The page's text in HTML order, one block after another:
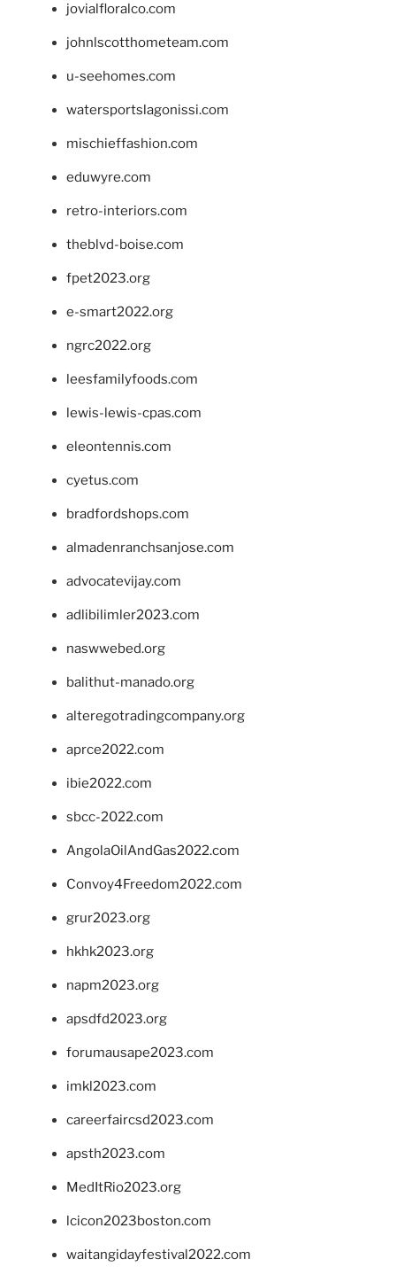
jovialfloralco.com
johnlscotthometeam.com
u-seehomes.com
watersportslagonissi.com
mischieffashion.com
eduwyre.com
retro-interiors.com
theblvd-boise.com
fpet2023.org
e-smart2022.org
ngrc2022.org
leesfamilyfoods.com
lewis-lewis-cpas.com
eleontennis.com
cyetus.com
bradfordshops.com
almadenranchsanjose.com
advocatevijay.com
adlibilimler2023.com
naswwebed.org
balithut-manado.org
alteregotradingcompany.org
aprce2022.com
ibie2022.com
sbcc-2022.com
AngolaOilAndGas2022.com
Convoy4Freedom2022.com
grur2023.org
hkhk2023.org
napm2023.org
apsdfd2023.org
forumausape2023.com
imkl2023.com
careerfaircsd2023.com
apsth2023.com
MedItRio2023.org
lcicon2023boston.com
waitangidayfestival2022.com